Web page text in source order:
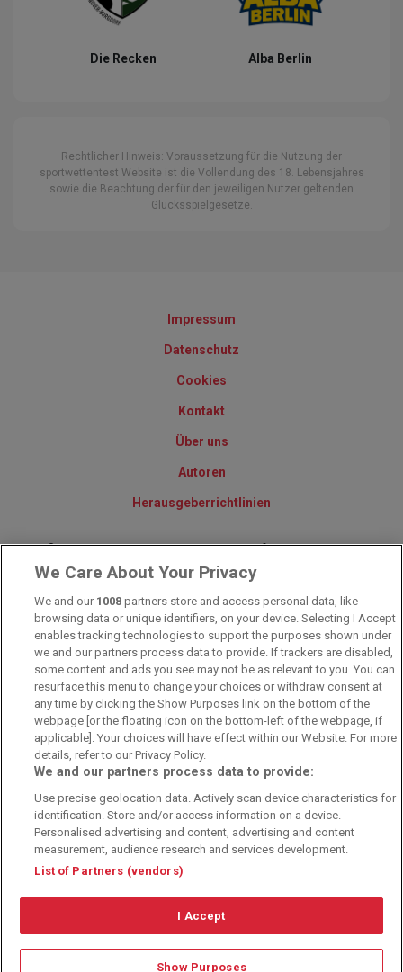
Die Recken Alba Berlin
Rechtlicher Hinweis: Voraussetzung für die Nutzung der
sportwettentest Website ist die Vollendung des 18. Lebensjahres
sowie die Beachtung der für den jeweiligen Nutzer geltenden
Glücksspielgesetze.
Impressum
Datenschutz
Cookies
Kontakt
Über uns
Autoren
Herausgeberrichtlinien
© 2010-2025 - Sportwettentest.net - Der große Sportwettentest
Sportwetten Angebote sind nur für Volljährige verfügbar. Es gelten
immer die AGB auf den jeweiligen Webseiten der Buchmacher.
Wetten kann Spaß, aber auch süchtig machen!
Suchtrisiken, Glücksspiel kann süchtig machen - Hilfe finden Sie auf
buwei.de
Alle Anbieter auf dieser Webseite sind offiziell in Deutschlandlizenziert
werden von derGemeinsamen Glücksspielbehörde der Länderreguliert
We Care About Your Privacy
We and our 1008 partners store and access personal data, like
browsing data or unique identifiers, on your device. Selecting I Accept
enables tracking technologies to support the purposes shown under
we and our partners process data to provide. If trackers are disabled,
some content and ads you see may not be as relevant to you. You can
resurface this menu to change your choices or withdraw consent at
any time by clicking the Show Purposes link on the bottom of the
webpage [or the floating icon on the bottom-left of the webpage, if
applicable]. Your choices will have effect within our Website. For more
details, refer to our Privacy Policy.
We and our partners process data to provide:
Use precise geolocation data. Actively scan device characteristics for
identification. Store and/or access information on a device.
Personalised advertising and content, advertising and content
measurement, audience research and services development.
List of Partners (vendors)
I Accept
Show Purposes